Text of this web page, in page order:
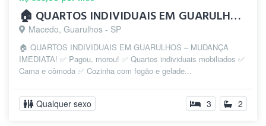
🏠 QUARTOS INDIVIDUAIS EM GUARULHOS – MU...
Macedo, Guarulhos - SP
🏠 QUARTOS INDIVIDUAIS EM GUARULHOS – MUDANÇA
IMEDIATA! ✅ Pagou, morou! ✅ Quartos individuais mobiliados ✅
Cama e cômoda ✅ Cozinha com fogão e gelade...
Qualquer sexo 3 2